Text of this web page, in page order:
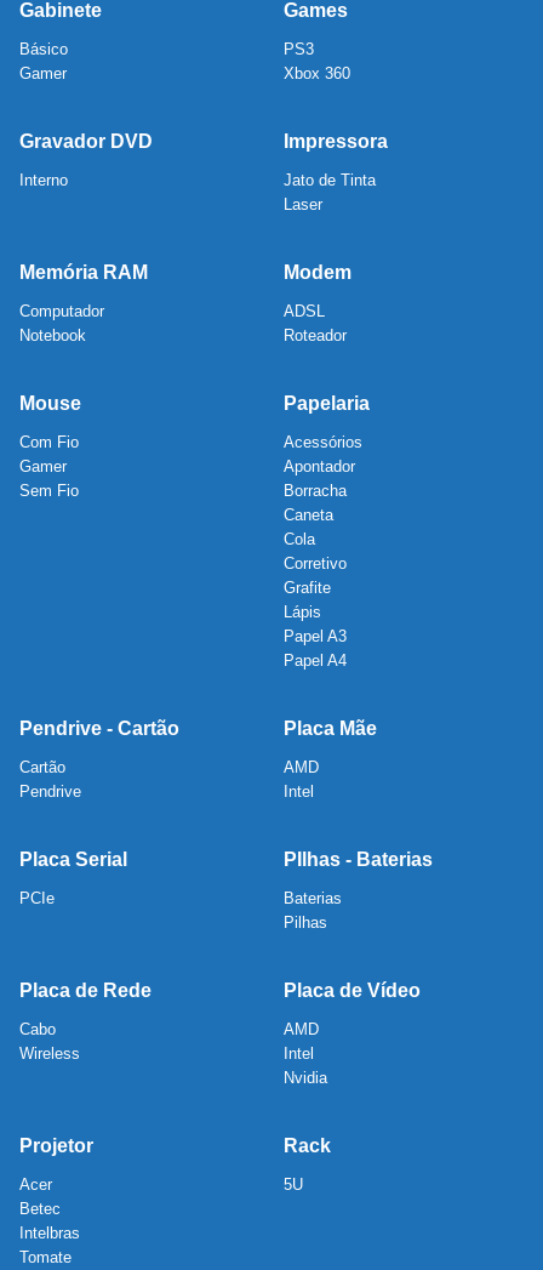
Gabinete
Básico
Gamer
Games
PS3
Xbox 360
Gravador DVD
Interno
Impressora
Jato de Tinta
Laser
Memória RAM
Computador
Notebook
Modem
ADSL
Roteador
Mouse
Com Fio
Gamer
Sem Fio
Papelaria
Acessórios
Apontador
Borracha
Caneta
Cola
Corretivo
Grafite
Lápis
Papel A3
Papel A4
Pendrive - Cartão
Cartão
Pendrive
Placa Mãe
AMD
Intel
Placa Serial
PCIe
PIlhas - Baterias
Baterias
Pilhas
Placa de Rede
Cabo
Wireless
Placa de Vídeo
AMD
Intel
Nvidia
Projetor
Acer
Betec
Intelbras
Tomate
Rack
5U